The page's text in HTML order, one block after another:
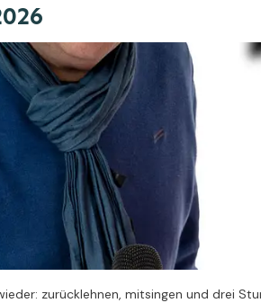
zurücklehnen, mitsingen und drei